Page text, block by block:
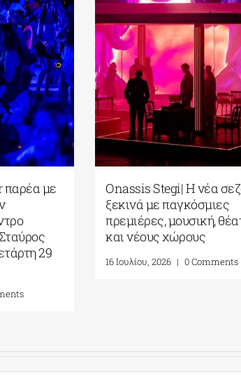
your
από
Full Moon Sleepover
το σινεμά του Στίβεν
Σπίλμπεργκ στο Κέντρο
Πολιτισμού Ίδρυμα Σταύρος
Ιουλίου 2026